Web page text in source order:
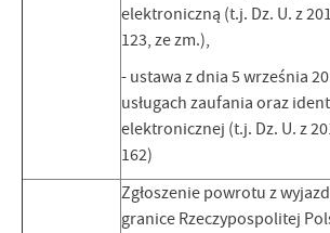
elektroniczną (t.j. Dz. U. z
123, ze zm.),
- ustawa z dnia 5 września
usługach zaufania oraz
elektronicznej (t.j. Dz. U. z
162)
Zgłoszenie powrotu z
granice Rzeczypospolitej